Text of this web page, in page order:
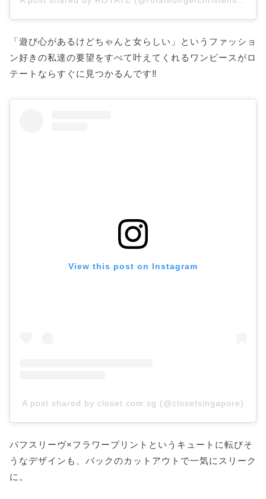
「遊び心があるけどちゃんと女らしい」というファッショ
ン好きの私達の要望をすべて叶えてくれるワンピースがロ
テートならすぐに見つかるんです‼
View this post on Instagram
A post shared by closet.com.sg (@closetsingapore)
パフスリーヴ×フラワープリントというキュートに転びそ
うなデザインも、バックのカットアウトで一気にスリーク
に。